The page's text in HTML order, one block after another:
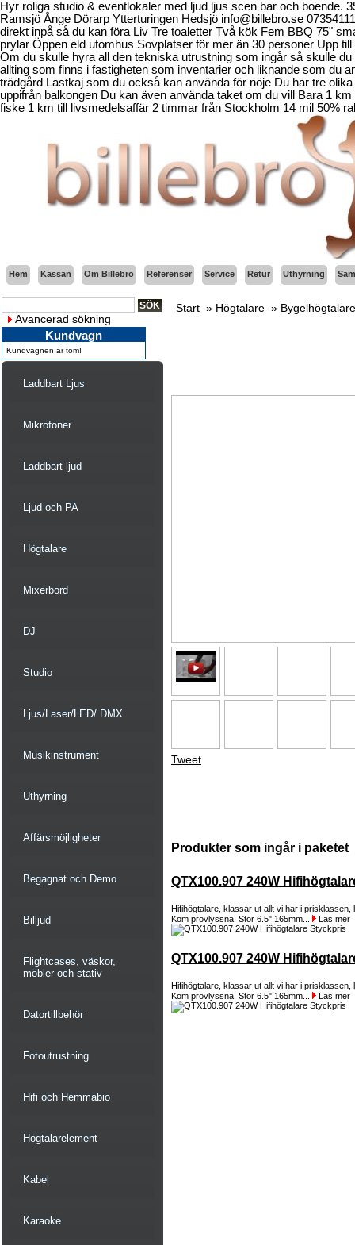
Hyr roliga studio & eventlokaler med ljud ljus scen bar och
Ramsjö Ånge Dörarp Ytterturingen Hedsjö info@billebro.se
direkt inpå så du kan föra Liv Tre toaletter Två kök Fem BBQ 75"
prylar Öppen eld utomhus Sovplatser för mer än 30 personer Upp
Om du skulle hyra all den tekniska utrustning som ingår så skulle
allting som finns i fastigheten som inventarier och liknande som du
trädgård Lastkaj som du också kan använda för nöje Du har tre
uppifrån balkongen Du kan även använda taket om du vill Bara 1
fiske 1 km till livsmedelsaffär 2 timmar från Stockholm 14 mil 50%
Hem Kassan Om Billebro Referenser Service Retur Uthyrning
Avancerad sökning
Kundvagn
Kundvagnen är tom!
Laddbart Ljus
Mikrofoner
Laddbart ljud
Ljud och PA
Högtalare
Mixerbord
DJ
Studio
Ljus/Laser/LED/ DMX
Musikinstrument
Uthyrning
Affärsmöjligheter
Begagnat och Demo
Billjud
Flightcases, väskor,
möbler och stativ
Datortillbehör
Fotoutrustning
Hifi och Hemmabio
Högtalarelement
Kabel
Karaoke
Start » Högtalare » Bygelhögtalare
Tweet
Produkter som ingår i paketet
QTX100.907 240W
Hifihögtalare, klassar ut allt vi har i prisklassen,
Kom provlyssna! Stor 6.5" 165mm...
Läs mer
QTX100.907 240W
Hifihögtalare, klassar ut allt vi har i prisklassen,
Kom provlyssna! Stor 6.5" 165mm...
Läs mer